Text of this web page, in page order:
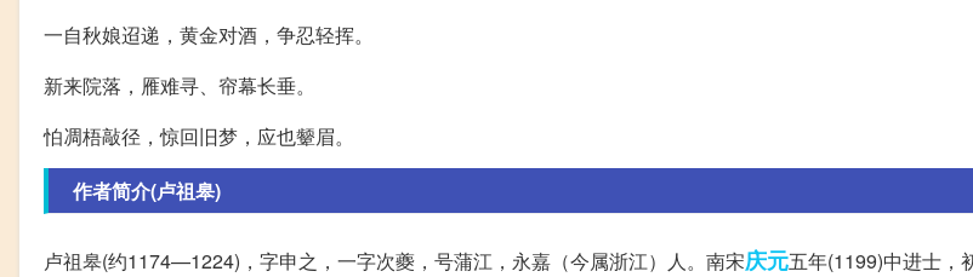
一自秋娘迢递，黄金对酒，争忍轻挥。
新来院落，雁难寻、帘幕长垂。
怕凋梧敲径，惊回旧梦，应也颦眉。
作者简介(卢祖皋)
卢祖皋(约1174—1224)，字申之，一字次夔，号蒲江，永嘉（今属浙江）人。南宋庆元五年(1199)中进士，